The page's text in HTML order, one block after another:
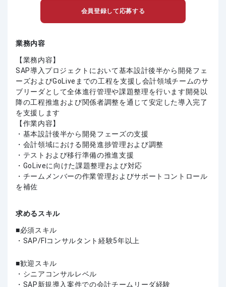
会員登録して応募する
業務内容
【業務内容】
SAP導入プロジェクトにおいて基本設計後半から開発フェ
ーズおよびGoLiveまでの工程を支援し会計領域チームのサ
ブリーダとして全体進行管理や課題整理を行います開発以
降の工程推進および関係者調整を通じて安定した導入完了
を支援します
【作業内容】
・基本設計後半から開発フェーズの支援
・会計領域における開発進捗管理および調整
・テストおよび移行準備の推進支援
・GoLiveに向けた課題整理および対応
・チームメンバーの作業管理およびサポートコントロール
を補佐
求めるスキル
必須スキル
・SAP/FIコンサルタント経験5年以上
歓迎スキル
・シニアコンサルレベル
・SAP新規導入案件での会計チームリーダ経験